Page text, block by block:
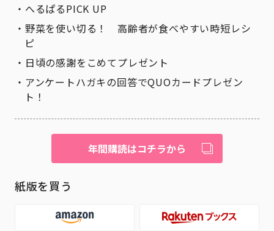
へるぱるPICK UP
野菜を使い切る！ 高齢者が食べやすい時短レシ
ピ
日頃の感謝をこめてプレゼント
アンケートハガキの回答でQUOカードプレゼン
ト！
年間購読はコチラから
紙版を買う